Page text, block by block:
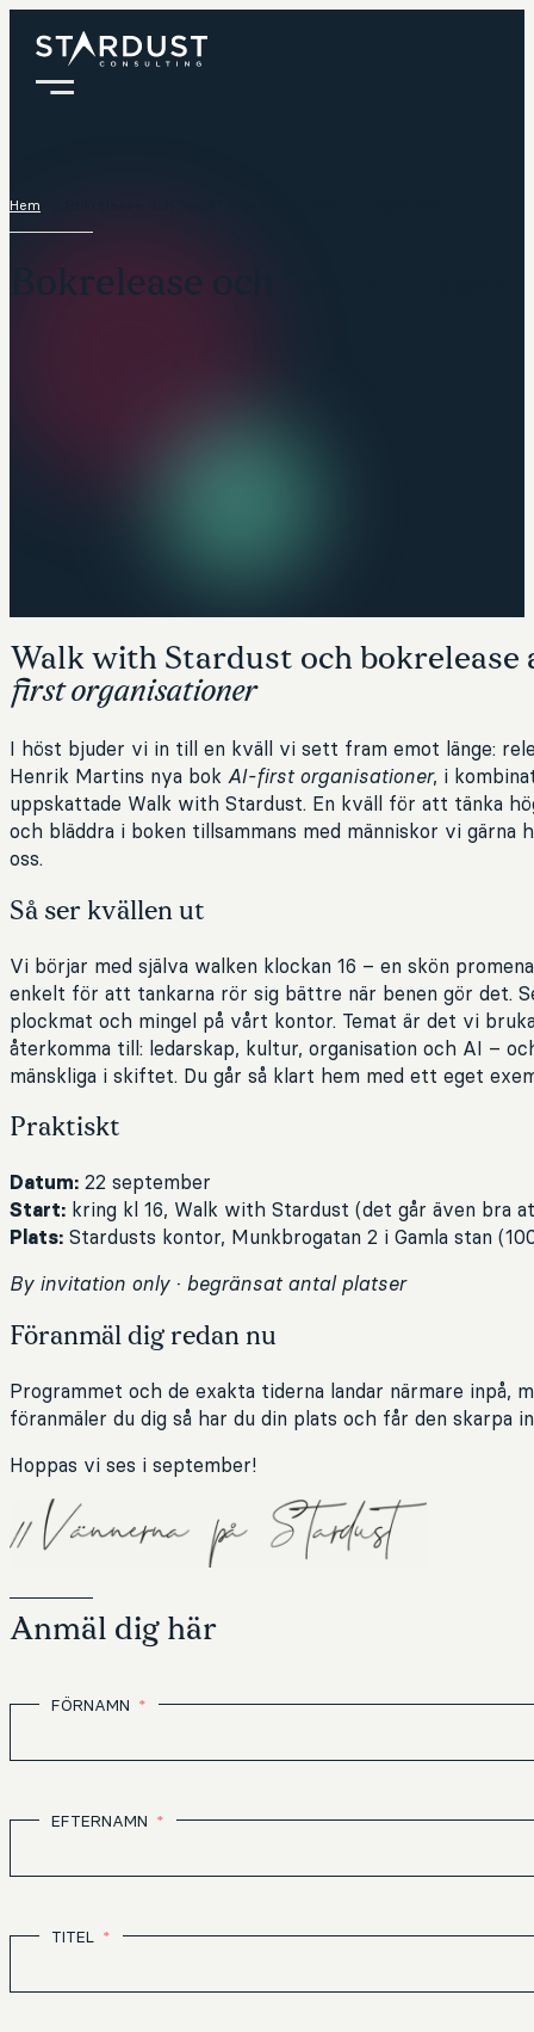
Hem
Bokrelease och “walk” –
Walk with Stardust och bokrelease
first organisationer
I höst bjuder vi in till en kväll vi sett fram emot länge:
Henrik Martins nya bok AI-first organisationer, i
uppskattade Walk with Stardust. En kväll för att tänka
och bläddra i boken tillsammans med människor vi gärna
oss.
Så ser kvällen ut
Vi börjar med själva walken klockan 16 – en skön
enkelt för att tankarna rör sig bättre när benen gör det.
plockmat och mingel på vårt kontor. Temat är det vi
återkomma till: ledarskap, kultur, organisation och AI –
mänskliga i skiftet. Du går så klart hem med ett eget
Praktiskt
Datum: 22 september
Start: kring kl 16, Walk with Stardust (det går även bra
Plats: Stardusts kontor, Munkbrogatan 2 i Gamla stan
By invitation only · begränsat antal platser
Föranmäl dig redan nu
Programmet och de exakta tiderna landar närmare inpå,
föranmäler du dig så har du din plats och får den skarpa
Hoppas vi ses i september!
Anmäl dig här
FÖRNAMN
EFTERNAMN
TITEL